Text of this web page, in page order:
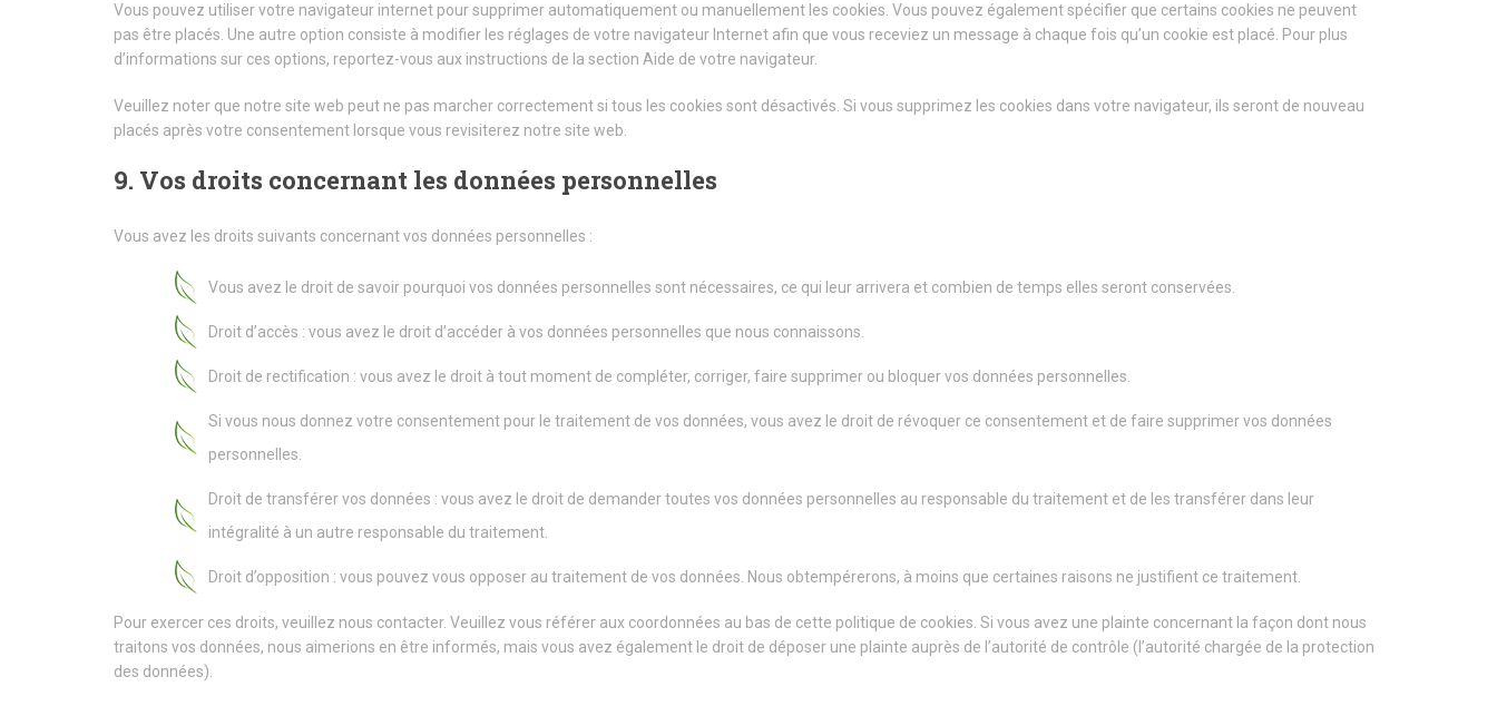
Vous pouvez utiliser votre navigateur internet pour supprimer automatiquement ou manuellement les cookies. Vous pouvez également spécifier que certains cookies ne peuvent
pas être placés. Une autre option consiste à modifier les réglages de votre navigateur Internet afin que vous receviez un message à chaque fois qu’un cookie est placé. Pour plus
d’informations sur ces options, reportez-vous aux instructions de la section Aide de votre navigateur.
Veuillez noter que notre site web peut ne pas marcher correctement si tous les cookies sont désactivés. Si vous supprimez les cookies dans votre navigateur, ils seront de nouveau
placés après votre consentement lorsque vous revisiterez notre site web.
9. Vos droits concernant les données personnelles
Vous avez les droits suivants concernant vos données personnelles :
Vous avez le droit de savoir pourquoi vos données personnelles sont nécessaires, ce qui leur arrivera et combien de temps elles seront conservées.
Droit d’accès : vous avez le droit d’accéder à vos données personnelles que nous connaissons.
Droit de rectification : vous avez le droit à tout moment de compléter, corriger, faire supprimer ou bloquer vos données personnelles.
Si vous nous donnez votre consentement pour le traitement de vos données, vous avez le droit de révoquer ce consentement et de faire supprimer vos données
personnelles.
Droit de transférer vos données : vous avez le droit de demander toutes vos données personnelles au responsable du traitement et de les transférer dans leur
intégralité à un autre responsable du traitement.
Droit d’opposition : vous pouvez vous opposer au traitement de vos données. Nous obtempérerons, à moins que certaines raisons ne justifient ce traitement.
Pour exercer ces droits, veuillez nous contacter. Veuillez vous référer aux coordonnées au bas de cette politique de cookies. Si vous avez une plainte concernant la façon dont nous
traitons vos données, nous aimerions en être informés, mais vous avez également le droit de déposer une plainte auprès de l’autorité de contrôle (l’autorité chargée de la protection
des données).